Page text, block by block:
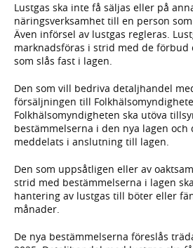
Lustgas ska inte få säljas eller på
näringsverksamhet till en person
Även införsel av lustgas regleras.
marknadsföras i strid med de förbud
som slås fast i lagen.
Den som vill bedriva detaljhandel
försäljningen till
Folkhälsomyndigheten ska utöva
bestämmelserna i den nya lagen
meddelats i anslutning till lagen.
Den som uppsåtligen eller av
strid med bestämmelserna i lagen
hantering av lustgas till böter eller
månader.
De nya bestämmelserna föreslås